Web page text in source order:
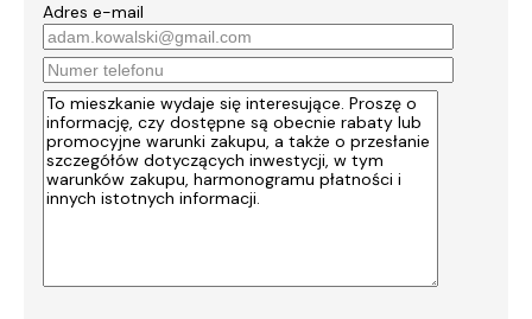
Adres e-mail